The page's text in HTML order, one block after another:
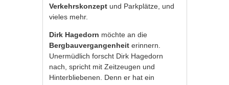
Verkehrskonzept und Parkplätze, und
vieles mehr.
Dirk Hagedorn möchte an die
Bergbauvergangenheit erinnern.
Unermüdlich forscht Dirk Hagedorn
nach, spricht mit Zeitzeugen und
Hinterbliebenen. Denn er hat ein